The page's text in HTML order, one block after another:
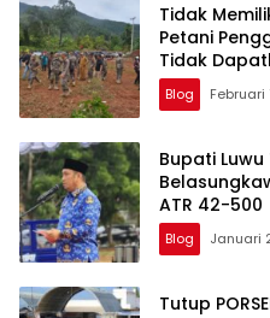
Tidak
Petani
Tidak
Blog Februari
Bupati
ATR 42-500
Blog Januari
Tutup